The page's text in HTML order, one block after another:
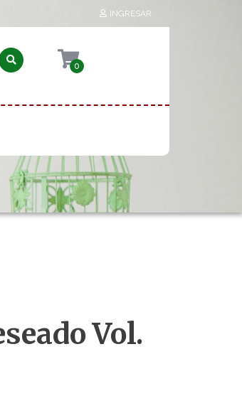
INGRESAR
0
Vol.